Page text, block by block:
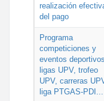
realización
del pago
Programa
competiciones y
eventos
ligas UPV, trofeo
UPV, carreras
liga PTGAS-PDI...